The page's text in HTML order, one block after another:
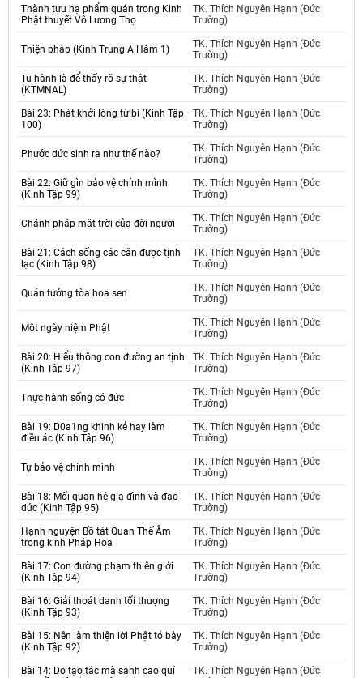
Thành tựu hạ phẩm quán trong Kinh
Phật thuyết Vô Lương Thọ
TK. Thích Nguyên Hạnh (Đức
Trường)
Thiện pháp (Kinh Trung A Hàm 1)
TK. Thích Nguyên Hạnh (Đức
Trường)
Tu hành là để thấy rõ sự thật
(KTMNAL)
TK. Thích Nguyên Hạnh (Đức
Trường)
Bài 23: Phát khởi lòng từ bi (Kinh Tập
100)
TK. Thích Nguyên Hạnh (Đức
Trường)
Phước đức sinh ra như thế nào?
TK. Thích Nguyên Hạnh (Đức
Trường)
Bài 22: Giữ gìn bảo vệ chính mình
(Kinh Tập 99)
TK. Thích Nguyên Hạnh (Đức
Trường)
Chánh pháp mặt trời của đời người
TK. Thích Nguyên Hạnh (Đức
Trường)
Bài 21: Cách sống các căn được tịnh
lạc (Kinh Tập 98)
TK. Thích Nguyên Hạnh (Đức
Trường)
Quán tưởng tòa hoa sen
TK. Thích Nguyên Hạnh (Đức
Trường)
Một ngày niệm Phật
TK. Thích Nguyên Hạnh (Đức
Trường)
Bài 20: Hiểu thông con đường an tịnh
(Kinh Tập 97)
TK. Thích Nguyên Hạnh (Đức
Trường)
Thực hành sống có đức
TK. Thích Nguyên Hạnh (Đức
Trường)
Bài 19: D0a1ng khinh kẻ hay làm
điều ác (Kinh Tập 96)
TK. Thích Nguyên Hạnh (Đức
Trường)
Tự bảo vệ chính mình
TK. Thích Nguyên Hạnh (Đức
Trường)
Bài 18: Mối quan hệ gia đình và đạo
đức (Kinh Tập 95)
TK. Thích Nguyên Hạnh (Đức
Trường)
Hạnh nguyện Bồ tát Quan Thế Âm
trong kinh Pháp Hoa
TK. Thích Nguyên Hạnh (Đức
Trường)
Bài 17: Con đường phạm thiên giới
(Kinh Tập 94)
TK. Thích Nguyên Hạnh (Đức
Trường)
Bài 16: Giải thoát danh tối thượng
(Kinh Tập 93)
TK. Thích Nguyên Hạnh (Đức
Trường)
Bài 15: Nên làm thiện lời Phật tỏ bày
(Kinh Tập 92)
TK. Thích Nguyên Hạnh (Đức
Trường)
Bài 14: Do tạo tác mà sanh cao quí
TK. Thích Nguyên Hạnh (Đức